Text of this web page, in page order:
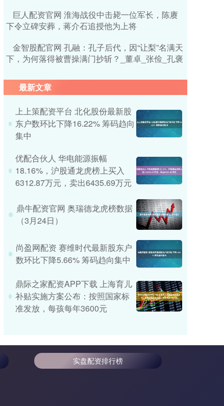
巨人配资官网 淮海战役中击毙一位军长，陈赓
下令立碑安葬，蒋介石追授他为上将
金智股配官网 孔融：孔子后代，因“让梨”名满天
下，为何落得被曹操满门抄斩？_董卓_张俭_孔褒
最新文章
上上策配资平台 北化股份最新股
东户数环比下降16.22% 筹码趋向
集中
优配合伙人 华电能源振幅
18.16%，沪股通龙虎榜上买入
6312.87万元，卖出6435.69万元
鼎牛配资官网 奥瑞德龙虎榜数据
（3月24日）
尚盈网配资 赛维时代最新股东户
数环比下降5.66% 筹码趋向集中
鼎际之家配资APP下载 上海育儿
补贴实施方案公布：按照国家标
准发放，每孩每年3600元
实盘配资排行榜